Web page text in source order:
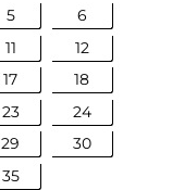
5
6
11
12
17
18
23
24
29
30
35